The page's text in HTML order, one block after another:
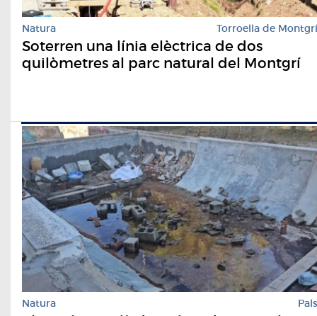
Natura Torroella de Montgrí
Soterren una línia elèctrica de dos
quilòmetres al parc natural del Montgrí
Natura Pals